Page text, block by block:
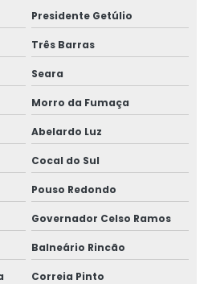
de água
Presidente Getúlio
Três Barras
Seara
Morro da Fumaça
Abelardo Luz
Cocal do Sul
Pouso Redondo
Governador Celso Ramos
Balneário Rincão
Correia Pinto